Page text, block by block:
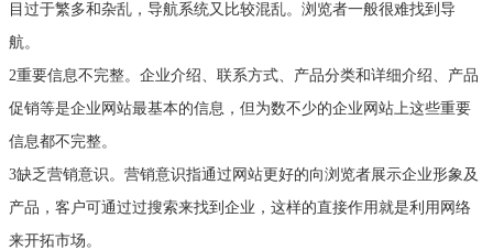
目过于繁多和杂乱，导航系统又比较混乱。浏览者一般很难找到导
航。
2重要信息不完整。企业介绍、联系方式、产品分类和详细介绍、产品
促销等是企业网站最基本的信息，但为数不少的企业网站上这些重要
信息都不完整。
3缺乏营销意识。营销意识指通过网站更好的向浏览者展示企业形象及
产品，客户可通过过搜索来找到企业，这样的直接作用就是利用网络
来开拓市场。